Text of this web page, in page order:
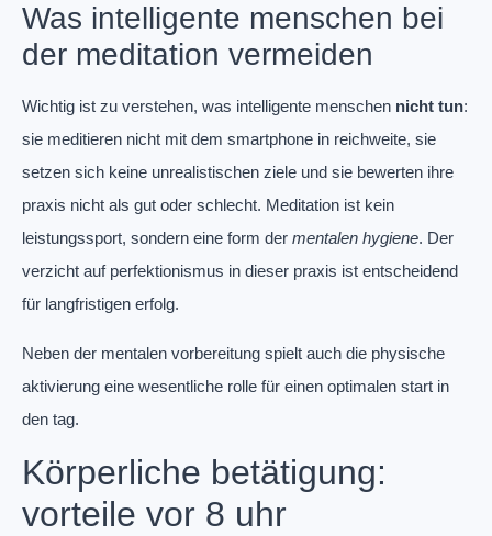
Was intelligente menschen bei
der meditation vermeiden
Wichtig ist zu verstehen, was intelligente menschen nicht tun:
sie meditieren nicht mit dem smartphone in reichweite, sie
setzen sich keine unrealistischen ziele und sie bewerten ihre
praxis nicht als gut oder schlecht. Meditation ist kein
leistungssport, sondern eine form der mentalen hygiene. Der
verzicht auf perfektionismus in dieser praxis ist entscheidend
für langfristigen erfolg.
Neben der mentalen vorbereitung spielt auch die physische
aktivierung eine wesentliche rolle für einen optimalen start in
den tag.
Körperliche betätigung:
vorteile vor 8 uhr